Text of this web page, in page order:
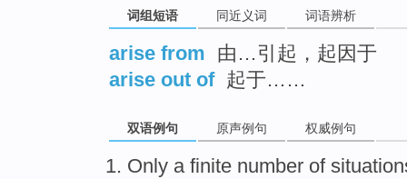
词组短语 同近义词 词语辨析
arise from 由…引起，起因于
arise out of 起于……
双语例句 原声例句 权威例句
Only a finite number of